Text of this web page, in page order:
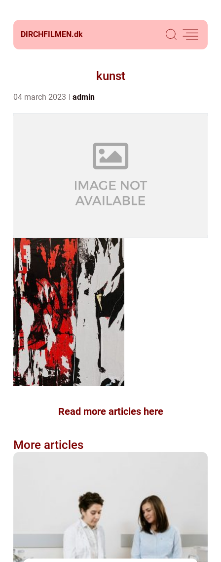
DIRCHFILMEN.dk
kunst
04 march 2023 admin
Read more articles here
More articles